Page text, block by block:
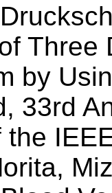
Three
by
33rd